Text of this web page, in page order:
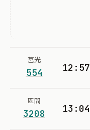
莒光
554 12:57
區間
3208 13:04